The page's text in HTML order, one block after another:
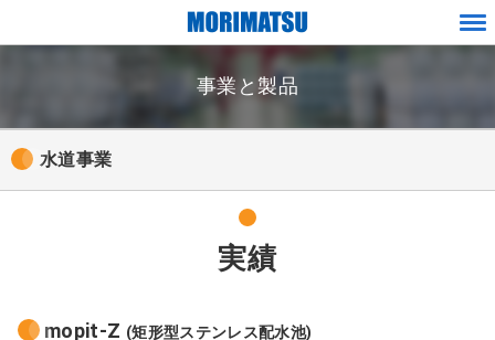
動
す
メ
事業と製品
水道事業
実績
mopit-Z (矩形型ステンレス配水池)